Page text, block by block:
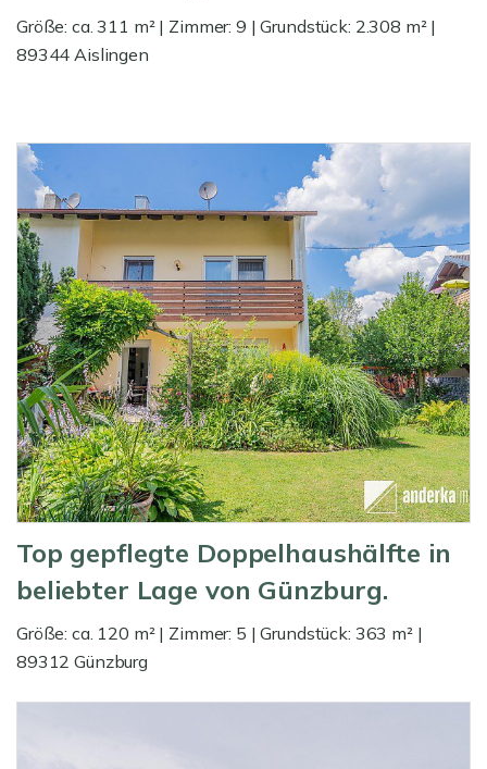
Größe: ca. 311 m² | Zimmer: 9 | Grundstück: 2.308 m² |
89344 Aislingen
Top gepflegte Doppelhaushälfte in
beliebter Lage von Günzburg.
Größe: ca. 120 m² | Zimmer: 5 | Grundstück: 363 m² |
89312 Günzburg